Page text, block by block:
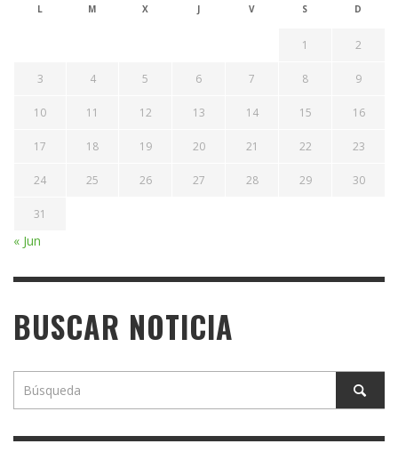
L M X J V S D
1 2
3 4 5 6 7 8 9
10 11 12 13 14 15 16
17 18 19 20 21 22 23
24 25 26 27 28 29 30
31
« Jun
BUSCAR NOTICIA